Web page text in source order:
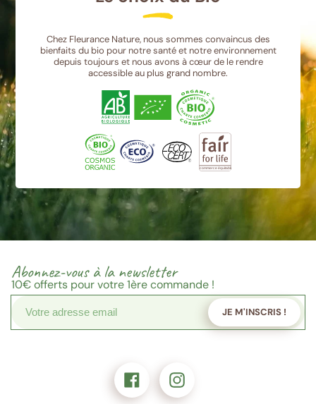
Chez Fleurance Nature, nous sommes convaincus des
bienfaits du bio pour notre santé et notre environnement
depuis toujours et nous avons à cœur de le rendre
accessible au plus grand nombre.
Abonnez-vous à la newsletter
10€offerts pour votre 1ère commande !
JE M'INSCRIS !